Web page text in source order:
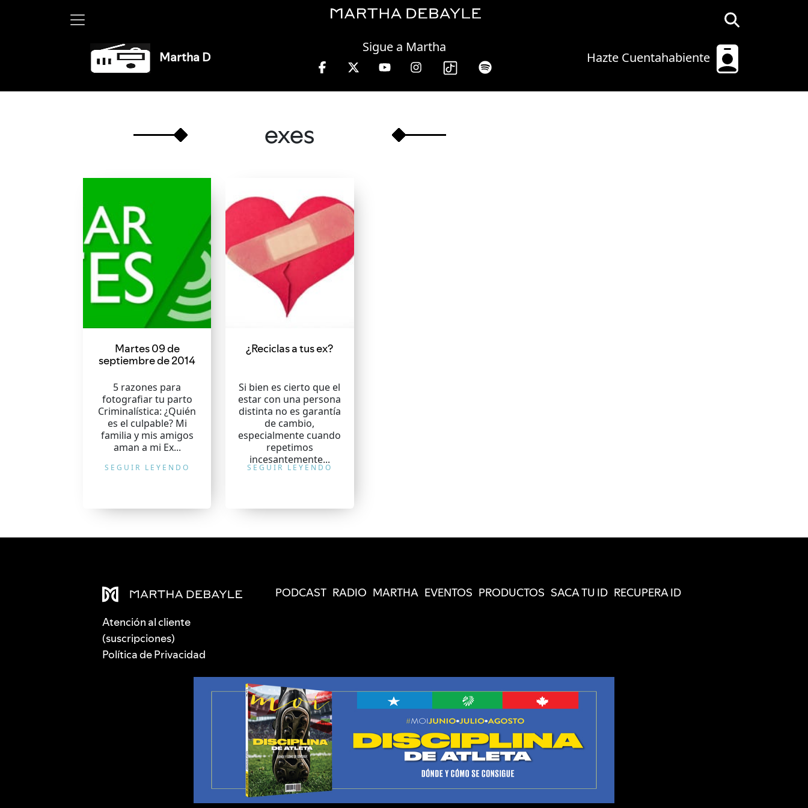
Hazte Cuentahabiente
Sigue a Martha
Martha Debayle en W, lunes a viernes de 10 a 13 hrs.
exes
Martes 09 de
septiembre de 2014
5 razones para
fotografiar tu parto
Criminalística: ¿Quién
es el culpable? Mi
familia y mis amigos
aman a mi Ex...
SEGUIR LEYENDO
¿Reciclas a tus ex?
Si bien es cierto que el
estar con una persona
distinta no es garantía
de cambio,
especialmente cuando
repetimos
incesantemente...
SEGUIR LEYENDO
Atención al cliente
(suscripciones)
Política de Privacidad
PODCAST RADIO MARTHA EVENTOS PRODUCTOS SACA TU ID RECUPERA ID